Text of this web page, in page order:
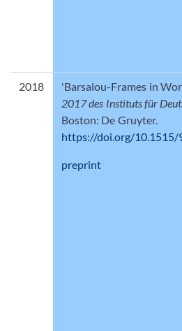
2018 'Barsalou-Frames in
2017 des Instituts für
Boston: De Gruyter.
https://doi.org/
preprint